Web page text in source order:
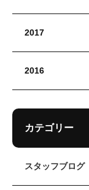
2017
2016
カテゴリー
スタッフブログ